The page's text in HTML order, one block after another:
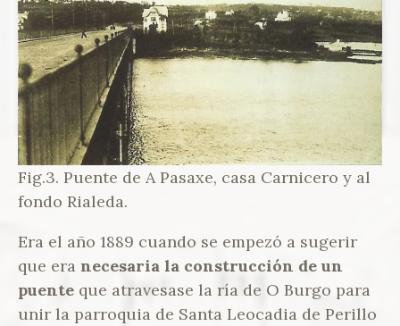
Fig.3. Puente de A Pasaxe, casa Carnicero y al
fondo Rialeda.
Era el año 1889 cuando se empezó a sugerir
que era necesaria la construcción de un
puente que atravesase la ría de O Burgo para
unir la parroquia de Santa Leocadia de Perillo